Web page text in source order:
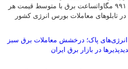
تاکنون ۵۷ میلیون و ۵۰۱ هزار و ۹۹۱ مگاواتساعت برق با متوسط قیمت هر
۷ هزار و ۱۷۶ ریال در تابلوهای معاملات بورس انرژی کشور